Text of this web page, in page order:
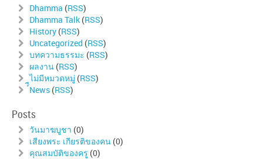
Dhamma (RSS)
Dhamma Talk (RSS)
History (RSS)
Uncategorized (RSS)
บทความธรรมะ (RSS)
ผลงาน (RSS)
ไม่มีหมวดหมู่ (RSS)
์ืNews (RSS)
Posts
วันมาฆบูชา (0)
เสียงพระ เกียรติของคน (0)
คุณสมบัติของครู (0)